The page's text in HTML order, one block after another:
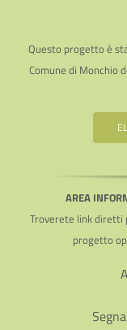
Questo progetto è
Comune di Monchio
AREA
Troverete link diretti
progetto